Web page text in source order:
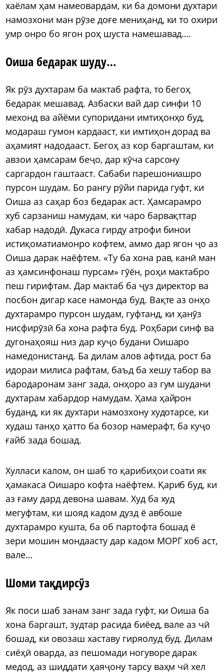
хаёлам ҳам намеовардам, ки ба домони духтари
намозхони ман рӯзе доғе мениҳанд, ки то охири
умр онро бо ягон роҳ шуста намешавад….
Оиша бедарак шуду…
Як рӯз духтарам ба мактаб рафта, то бегоҳ
бедарак мешавад. Азбаски вай дар синфи 10
мехонд ва айёми супоридани имтиҳонҳо буд,
модараш гумон кардааст, ки имтиҳон дорад ва
аҳамият надодааст. Бегоҳ аз кор баргаштам, ки
авзои ҳамсарам беҷо, дар кӯча сарсону
саргардон гаштааст. Сабаби парешониашро
пурсон шудам. Бо рангу рӯйи парида гуфт, ки
Оиша аз саҳар боз бедарак аст. Ҳамсарамро
хуб сарзаниш намудам, ки чаро барвақттар
хабар надодӣ. Дукаса гирду атрофи бинои
истиқоматиамонро кофтем, аммо дар ягон ҷо аз
Оиша дарак наёфтем. «Ту ба хона рав, канӣ ман
аз ҳамсинфонаш пурсам» гӯён, роҳи мактабро
пеш гирифтам. Дар мактаб ба ҷуз директор ва
посбон дигар касе намонда буд. Вақте аз онҳо
духтарамро пурсон шудам, гуфтанд, ки ҳанӯз
нисфирӯзӣ ба хона рафта буд. Роҳбари синф ва
дугонаҳояш низ дар куҷо будани Оишаро
намедонистанд. Ба дилам алов афтида, рост ба
идораи милиса рафтам, баъд ба хешу табор ва
бародаронам занг зада, онҳоро аз гум шудани
духтарам хабардор намудам. Ҳама ҳайрон
буданд, ки як духтари намозхону худотарсе, ки
худаш танҳо ҳатто ба бозор намерафт, ба куҷо
ғайб зада бошад.
Хулласи калом, он шаб то қарибиҳои соати як
ҳамакаса Оишаро кофта наёфтем. Қариб буд, ки
аз ғаму дард девона шавам. Худ ба худ
мегуфтам, ки шояд кадом дузд ё авбоше
духтарамро кушта, ба об партофта бошад ё
зери мошин мондаасту дар кадом МОРГ хоб аст,
вале…
Шоми тақдирсӯз
Як поси шаб занам занг зада гуфт, ки Оиша ба
хона баргашт, зудтар расида биёед, вале аз чӣ
бошад, ки овозаш хаставу гиряолуд буд. Дилам
сиёҳӣ оварда, аз пешомади ногуворе дарак
медод, аз шиддати ҳаяҷону тарсу ваҳм чӣ хел